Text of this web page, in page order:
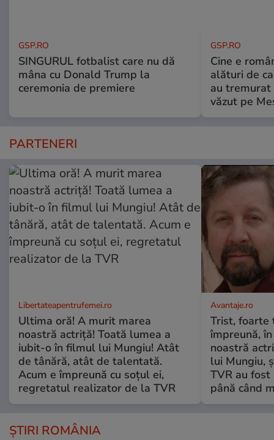
GSP.RO
SINGURUL fotbalist care nu dă
mâna cu Donald Trump la
ceremonia de premiere
GSP.RO
Cine e
alături de
au
văzut pe
PARTENERI
Libertateapentrufemei.ro
Ultima oră! A murit marea
noastră actriță! Toată lumea a
iubit-o în filmul lui Mungiu! Atât
de tânără, atât de talentată.
Acum e împreună cu soțul ei,
regretatul realizator de la TVR
Avantaje.ro
Trist, foarte
împreună,
noastră
lui Mungiu,
TVR au
până când
ȘTIRI ROMÂNIA